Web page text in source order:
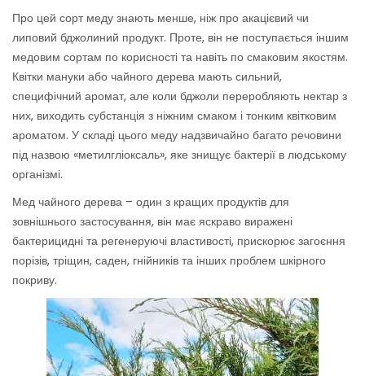
Про цей сорт меду знають менше, ніж про акацієвий чи
липовий бджолиний продукт. Проте, він не поступається іншим
медовим сортам по корисності та навіть по смаковим якостям.
Квітки мануки або чайного дерева мають сильний,
специфічний аромат, але коли бджоли переробляють нектар з
них, виходить субстанція з ніжним смаком і тонким квітковим
ароматом. У складі цього меду надзвичайно багато речовини
під назвою «метилгліоксаль», яке знищує бактерії в людському
організмі.
Мед чайного дерева – один з кращих продуктів для
зовнішнього застосування, він має яскраво виражені
бактерицидні та регенеруючі властивості, прискорює загоєння
порізів, тріщин, саден, гнійників та інших проблем шкірного
покриву.